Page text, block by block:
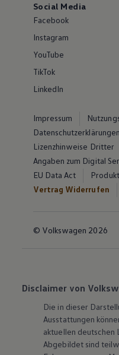
Social Media
Facebook
Instagram
YouTube
TikTok
LinkedIn
Impressum
Datenschutzerklärungen
Lizenzhinweise Dritter
Angaben zum Digital
EU Data Act
Vertrag Widerrufen
© Volkswagen 2026
Disclaimer von
Die in dieser
Ausstattungen
aktuellen
Abgebildet sind